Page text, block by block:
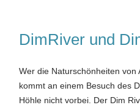
DimRiver und
Wer die Naturschönheiten von
kommt an einem Besuch des
Höhle nicht vorbei. Der Dim